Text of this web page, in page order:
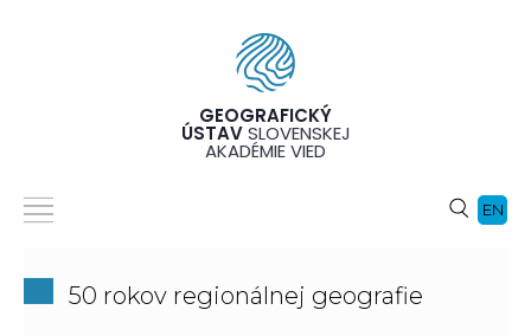
GEOGRAFICKÝ
ÚSTAVSLOVENSKEJ
AKADÉMIE VIED
EN
50 rokov regionálnej geografie